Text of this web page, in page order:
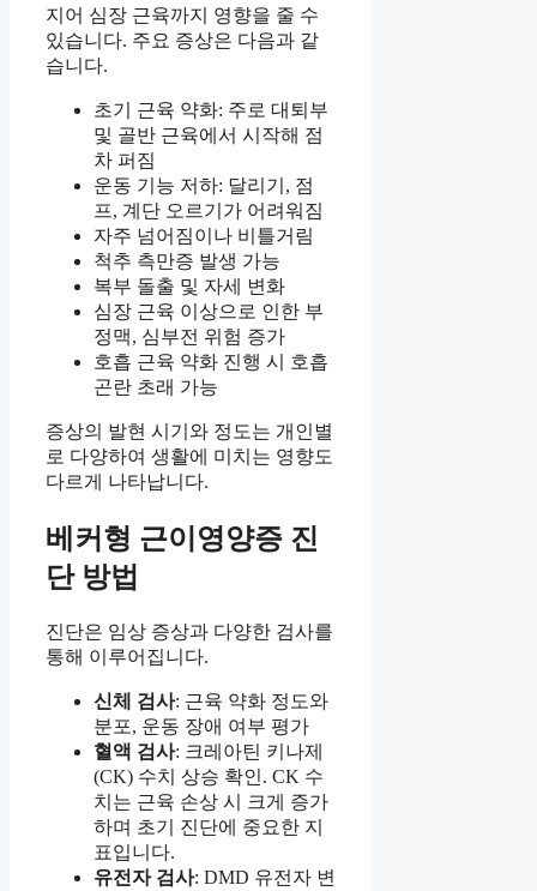
지어 심장 근육까지 영향을 줄 수
있습니다. 주요 증상은 다음과 같
습니다.
초기 근육 약화: 주로 대퇴부
및 골반 근육에서 시작해 점
차 퍼짐
운동 기능 저하: 달리기, 점
프, 계단 오르기가 어려워짐
자주 넘어짐이나 비틀거림
척추 측만증 발생 가능
복부 돌출 및 자세 변화
심장 근육 이상으로 인한 부
정맥, 심부전 위험 증가
호흡 근육 약화 진행 시 호흡
곤란 초래 가능
증상의 발현 시기와 정도는 개인별
로 다양하여 생활에 미치는 영향도
다르게 나타납니다.
베커형 근이영양증 진
단 방법
진단은 임상 증상과 다양한 검사를
통해 이루어집니다.
신체 검사: 근육 약화 정도와
분포, 운동 장애 여부 평가
혈액 검사: 크레아틴 키나제
(CK) 수치 상승 확인. CK 수
치는 근육 손상 시 크게 증가
하며 초기 진단에 중요한 지
표입니다.
유전자 검사: DMD 유전자 변